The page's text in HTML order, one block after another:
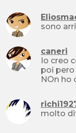
caneri
Io creo
poi pero
NOn ho